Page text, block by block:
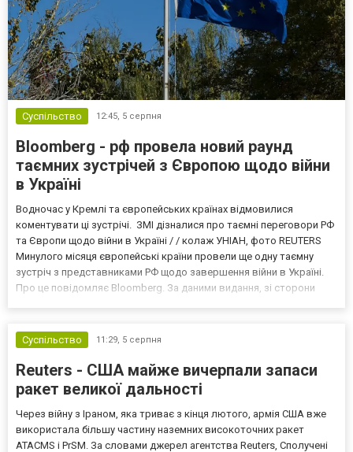
Суспільство 12:45, 5 серпня
Bloomberg - рф провела новий раунд
таємних зустрічей з Європою щодо війни
в Україні
Водночас у Кремлі та європейських країнах відмовилися
коментувати ці зустрічі. ЗМІ дізналися про таємні переговори РФ
та Європи щодо війни в Україні / / колаж УНІАН, фото REUTERS
Минулого місяця європейські країни провели ще одну таємну
зустріч з представниками РФ щодо завершення війни в Україні.
Про це повідомляє Bloomberg. За даними видання, зі сторони
Суспільство
11:29, 5 серпня
Reuters - США майже вичерпали запаси
ракет великої дальності
Через війну з Іраном, яка триває з кінця лютого, армія США вже
використала більшу частину наземних високоточних ракет
ATACMS і PrSM. За словами джерел агентства Reuters, Сполучені